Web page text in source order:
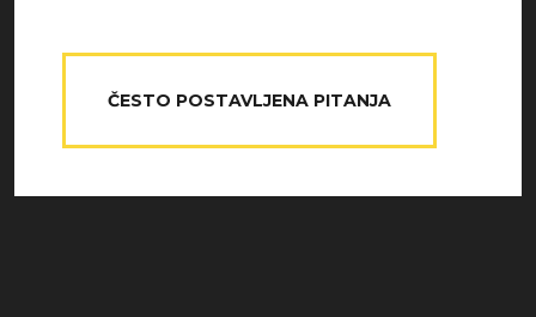
ČESTO POSTAVLJENA PITANJA